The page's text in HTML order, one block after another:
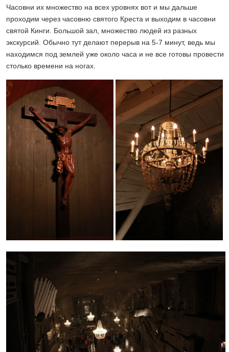
Часовни их множество на всех уровнях вот и мы дальше
проходим через часовню святого Креста и выходим в часовни
святой Кинги. Большой зал, множество людей из разных
экскурсий. Обычно тут делают перерыв на 5-7 минут, ведь мы
находимся под землей уже около часа и не все готовы провести
столько времени на ногах.